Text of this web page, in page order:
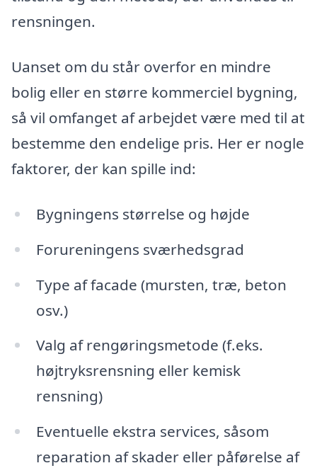
rensningen.
Uanset om du står overfor en mindre
bolig eller en større kommerciel bygning,
så vil omfanget af arbejdet være med til at
bestemme den endelige pris. Her er nogle
faktorer, der kan spille ind:
Bygningens størrelse og højde
Forureningens sværhedsgrad
Type af facade (mursten, træ, beton
osv.)
Valg af rengøringsmetode (f.eks.
højtryksrensning eller kemisk
rensning)
Eventuelle ekstra services, såsom
reparation af skader eller påførelse af